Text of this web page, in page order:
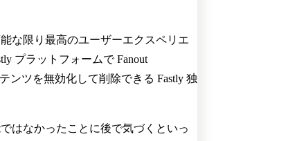
な限り最高のユーザーエクスペリエ
プラットフォームで Fanout
ンツを無効化して削除できる Fastly 独
はなかったことに後で気づくといっ